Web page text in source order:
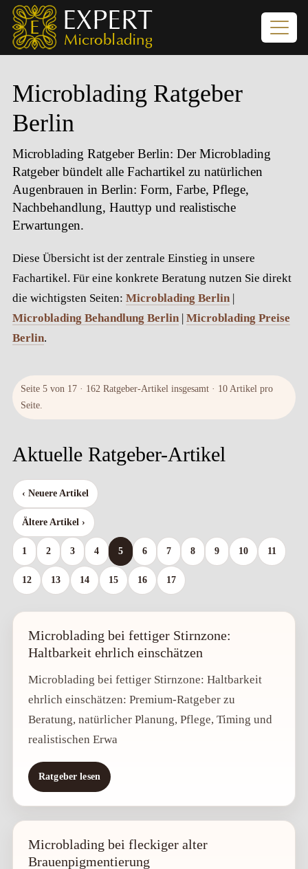
Microblading Ratgeber
Berlin
Microblading Ratgeber Berlin: Der Microblading
Ratgeber bündelt alle Fachartikel zu natürlichen
Augenbrauen in Berlin: Form, Farbe, Pflege,
Nachbehandlung, Hauttyp und realistische
Erwartungen.
Diese Übersicht ist der zentrale Einstieg in unsere
Fachartikel. Für eine konkrete Beratung nutzen Sie direkt
die wichtigsten Seiten: Microblading Berlin |
Microblading Behandlung Berlin | Microblading Preise
Berlin.
Seite 5 von 17 · 162 Ratgeber-Artikel insgesamt · 10 Artikel pro
Seite.
Aktuelle Ratgeber-Artikel
‹ Neuere Artikel
1 2 3 4 5 6 7 8 9 10 11
12 13 14 15 16 17
Ältere Artikel ›
Microblading bei fettiger Stirnzone:
Haltbarkeit ehrlich einschätzen
Microblading bei fettiger Stirnzone: Haltbarkeit
ehrlich einschätzen: Premium-Ratgeber zu
Beratung, natürlicher Planung, Pflege, Timing und
realistischen Erwa
Ratgeber lesen
Microblading bei fleckiger alter
Brauenpigmentierung